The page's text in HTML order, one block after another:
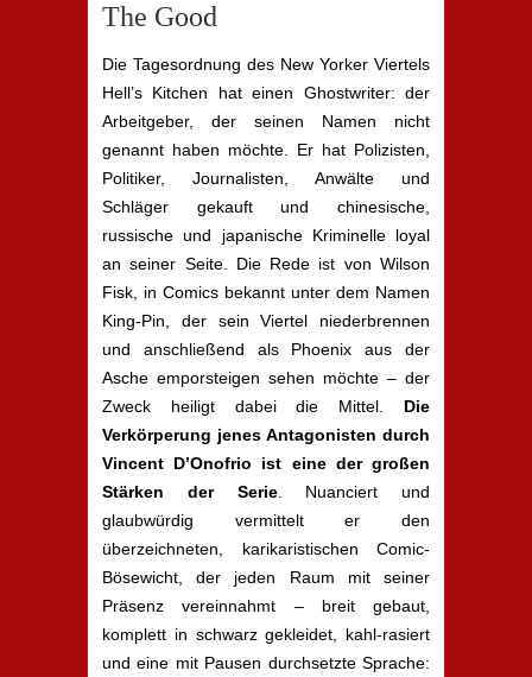
The Good
Die Tagesordnung des New Yorker Viertels
Hell’s Kitchen hat einen Ghostwriter: der
Arbeitgeber, der seinen Namen nicht
genannt haben möchte. Er hat Polizisten,
Politiker, Journalisten, Anwälte und
Schläger gekauft und chinesische,
russische und japanische Kriminelle loyal
an seiner Seite. Die Rede ist von Wilson
Fisk, in Comics bekannt unter dem Namen
King-Pin, der sein Viertel niederbrennen
und anschließend als Phoenix aus der
Asche emporsteigen sehen möchte – der
Zweck heiligt dabei die Mittel. Die
Verkörperung jenes Antagonisten durch
Vincent D’Onofrio ist eine der großen
Stärken der Serie. Nuanciert und
glaubwürdig vermittelt er den
überzeichneten, karikaristischen Comic-
Bösewicht, der jeden Raum mit seiner
Präsenz vereinnahmt – breit gebaut,
komplett in schwarz gekleidet, kahl-rasiert
und eine mit Pausen durchsetzte Sprache: